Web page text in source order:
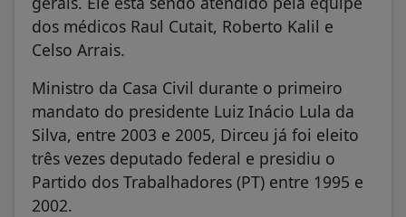
dos médicos Raul Cutait, Roberto Kalil e
Celso Arrais.
Ministro da Casa Civil durante o primeiro
mandato do presidente Luiz Inácio Lula da
Silva, entre 2003 e 2005, Dirceu já foi eleito
três vezes deputado federal e presidiu o
Partido dos Trabalhadores (PT) entre 1995 e
2002.